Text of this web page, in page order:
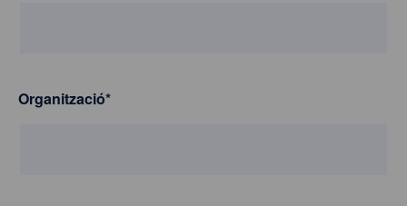
Organització*